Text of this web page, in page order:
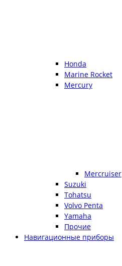
Honda
Marine Rocket
Mercury
Mercruiser
Suzuki
Tohatsu
Volvo Penta
Yamaha
Прочие
Навигационные приборы